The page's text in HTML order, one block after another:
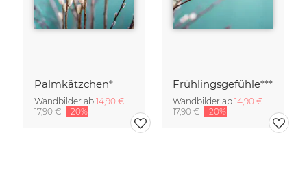
Palmkätzchen*
Wandbilder ab 14,90 €
17,90 € -20%
Frühlingsgefühle***
Wandbilder ab 14,90 €
17,90 € -20%